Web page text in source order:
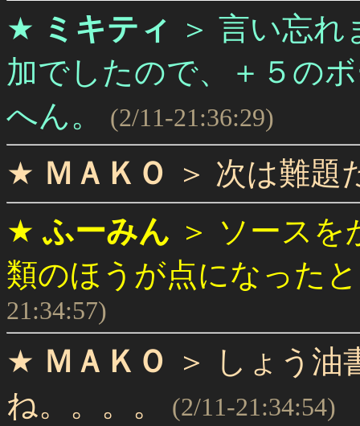
★ ミキティ ＞ 言い忘れ
加でしたので、＋５の
へん。
(2/11-21:36:29)
★ ＭＡＫＯ ＞ 次は難題
★ふーみん ＞ ソースを
類のほうが点になった
21:34:57)
★ ＭＡＫＯ ＞
しょう油
ね。。。。
(2/11-21:34:54)